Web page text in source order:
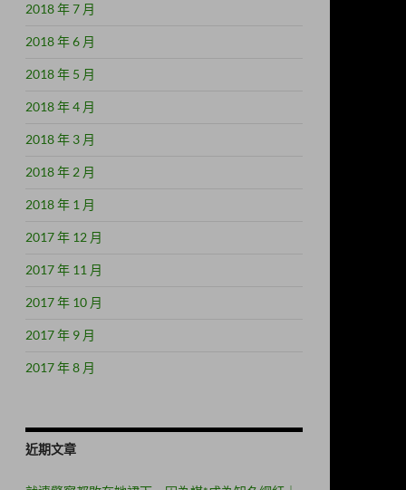
2018 年 7 月
2018 年 6 月
2018 年 5 月
2018 年 4 月
2018 年 3 月
2018 年 2 月
2018 年 1 月
2017 年 12 月
2017 年 11 月
2017 年 10 月
2017 年 9 月
2017 年 8 月
近期文章